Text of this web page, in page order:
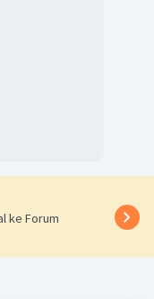
ke Forum